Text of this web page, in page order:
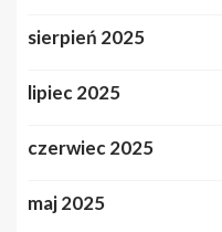
sierpień 2025
lipiec 2025
czerwiec 2025
maj 2025